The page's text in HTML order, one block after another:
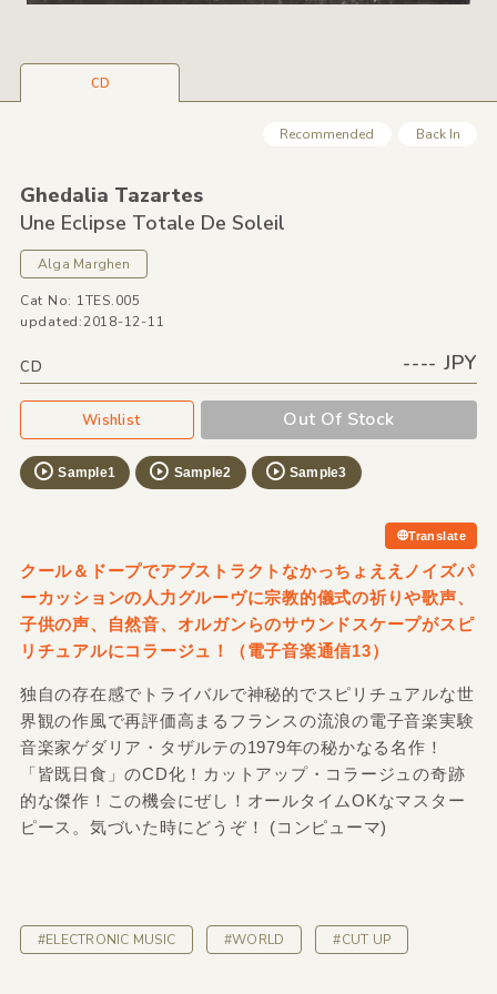
CD
Recommended Back In
Ghedalia Tazartes
Une Eclipse Totale De Soleil
Alga Marghen
Cat No: 1TES.005
updated:2018-12-11
CD ---- JPY
Wishlist Out Of Stock
Sample1 Sample2 Sample3
Translate
クール＆ドープでアブストラクトなかっちょええノイズパ
ーカッションの人力グルーヴに宗教的儀式の祈りや歌声、
子供の声、自然音、オルガンらのサウンドスケープがスピ
リチュアルにコラージュ！（電子音楽通信13）
独自の存在感でトライバルで神秘的でスピリチュアルな世
界観の作風で再評価高まるフランスの流浪の電子音楽実験
音楽家ゲダリア・タザルテの1979年の秘かなる名作！
「皆既日食」のCD化！カットアップ・コラージュの奇跡
的な傑作！この機会にぜし！オールタイムOKなマスター
ピース。気づいた時にどうぞ！ (コンピューマ)
#ELECTRONIC MUSIC #WORLD #CUT UP